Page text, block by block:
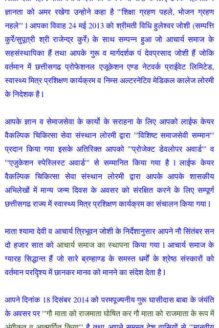
ज्ञानता को अमर रखेगा उन्होने कहा है '''शिक्षा ग्रहण पहले, भोजन ग्रहण
नहले''' l आपका विवाह 24 मई 2013 को श्रीमती विधि हुलेश्वर जोशी (सम्पत्ति
कुर्रे/सुपूत्री श्री राजेन्द्र कुर्रे) के साथ सम्पन्न हुआ जो आचार्य समाज के
सहसंस्थापिका हैं तथा आपके गुरू व मार्गदर्शक पं देवप्रसाद जोशी हैं जोकि
वर्तमान में छत्तीसगढ प्रोफेशनल एजूकेशन एण्ड नेटवर्क प्राईवेट लिमिटेड,
स्वास्थ्य मित्र प्रशिक्षण कार्यक्रम व निम्स अल्टरनेटिव मेडिकल कालेज लोरमी
के निदेशक है l
आपके ज्ञान व सेमाजसेवा के कार्यो के सराहना के लिए आपको लाईफ केयर
वैकल्पिक चिकित्सा सेवा संस्थान लोरमी द्वारा '''विशिष्ट समाजसेवी सम्मान'''
प्रदान किया गया इसके अतिरिक्त आपको '''प्रोजेक्ट डेवलोपर अवार्ड''' व
'''एजुकेशन स्पेस्लिस्ट अवार्ड''' से सम्मानित किया गया है l लाईफ केयर
वैकल्पिक चिकित्सा सेवा संस्थान लोरमी द्वारा आपके आपके शासकीय
अभिलेखों में मान्य जन्म दिवस के अवसर को संरक्षित करने के लिए सम्पूर्ण
छत्तीसगढ राज्य में स्वास्थ्य मित्र प्रशिक्षण कार्यक्रम का संचालन किया गया l
माता श्यामा देवी व आचार्य त्रिभूवन जोशी के निर्देशानुसार आपने नौ सिंतंबर सन
दो हजार सात को आचार्य समाज का स्थापनाकिया गया l आचार्य समाज के
ग्यारह सिद्धान्त हैं जो सारे ब्रम्हाण्ड के समस्त धर्मों के श्रेष्ठ संस्कारों को
वर्तमान परदिृश्य में छानकर मानव को मानने का संदेश देता है l
आपने दिनांक 18 दिसंबर 2014 को परमपूज्यनीय गुरू घासीदास बाबा के जंयंति
के अवसर पर'''गौ माता को राजमाता घोषित कर गौ माता को राजमाता के रूप में